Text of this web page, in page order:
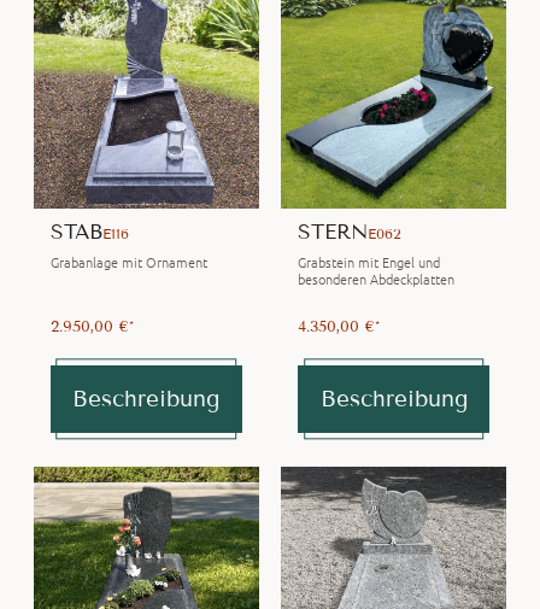
STABE116
Grabanlage mit Ornament
2.950,00 €*
Beschreibung
STERNE062
Grabstein mit Engel und
besonderen Abdeckplatten
4.350,00 €*
Beschreibung